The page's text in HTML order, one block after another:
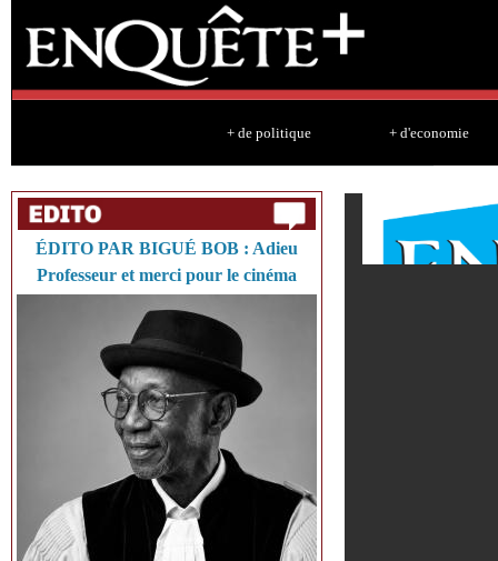
+ de politique + d'economie
ÉDITO PAR BIGUÉ BOB : Adieu
Professeur et merci pour le cinéma